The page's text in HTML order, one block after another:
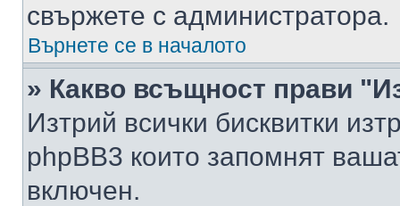
свържете с администратора.
Върнете се в началото
» Какво всъщност прави
Изтрий всички бисквитки
phpBB3 които запомнят
включен.